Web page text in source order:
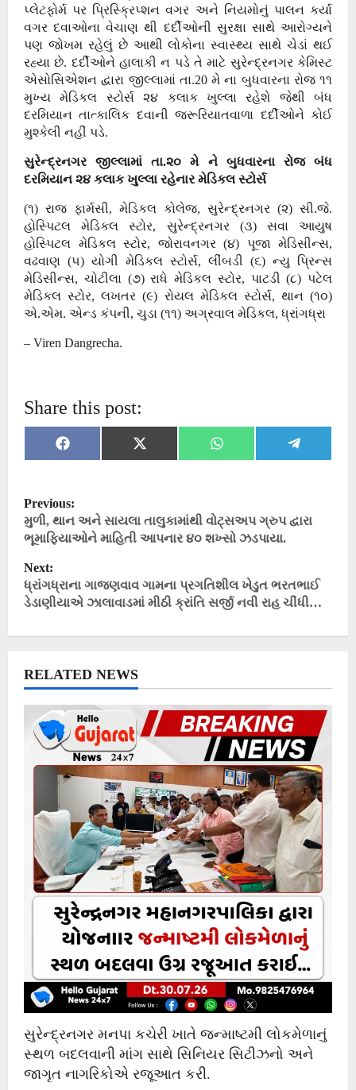
પ્લેટફોર્મ પર પ્રિસ્ક્રિપ્શન વગર અને નિયમોનું પાલન કર્યા
વગર દવાઓના વેચાણ થી દર્દીઓની સુરક્ષા સાથે આરોગ્યને
પણ જોખમ રહેલું છે આથી લોકોના સ્વાસ્થ્ય સાથે ચેડાં થઈ
રહ્યા છે. દર્દીઓને હાલાકી ન પડે તે માટે સુરેન્દ્રનગર કેમિસ્ટ
એસોસિએશન દ્વારા જીલ્લામાં તા.20 મે ના બુધવારના રોજ ૧૧
મુખ્ય મેડિકલ સ્ટોર્સ ૨૪ કલાક ખુલ્લા રહેશે જેથી બંધ
દરમિયાન તાત્કાલિક દવાની જરૂરિયાતવાળા દર્દીઓને કોઈ
મુશ્કેલી નહીં પડે.
સુરેન્દ્રનગર
જીલ્લામાં તા.૨૦ મે ને બુધવારના રોજ બંધ
દરમિયાન ૨૪ કલાક ખુલ્લા રહેનાર મેડિકલ સ્ટોર્સ
(૧) રાજ ફાર્મસી, મેડિકલ કોલેજ, સુરેન્દ્રનગર (૨) સી.જે.
હોસ્પિટલ મેડિકલ સ્ટોર, સુરેન્દ્રનગર (૩) સવા આયુષ
હોસ્પિટલ મેડિકલ સ્ટોર, જોરાવનગર (૪) પૂજા મેડિસીન્સ,
વઢવાણ (૫) યોગી મેડિકલ સ્ટોર્સ, લીંબડી (૬) ન્યુ પ્રિન્સ
મેડિસીન્સ, ચોટીલા (૭) રાધે મેડિકલ સ્ટોર, પાટડી (૮) પટેલ
મેડિકલ સ્ટોર, લખતર (૯) રોયલ મેડિકલ સ્ટોર્સ, થાન (૧૦)
એ.એમ. એન્ડ કંપની, ચુડા (૧૧) અગ્રવાલ મેડિકલ, ધ્રાંગધ્રા
– Viren Dangrecha.
Share this post:
Share
on
Facebook
Share
on
X
(Twitter)
Share
on
WhatsApp
Share
on
P
o
s
t
n
i
g
o
n
Previous:
મુળી, થાન અને સાયલા તાલુકામાંથી વોટ્સઅપ ગ્રુપ દ્વારા
ભૂમાફિયાઓને માહિતી આપનાર ૪૦ શખ્સો ઝડપાયા.
Next:
ધ્રાંગધ્રાના ગાજણવાવ ગામના પ્રગતિશીલ ખેડુત ભરતભાઈ
ડેડાણીયાએ ઝાલાવાડમાં મીઠી ક્રાંતિ સર્જી નવી રાહ ચીંધી…
RELATED NEWS
સુરેન્દ્રનગર મનપા કચેરી ખાતે જન્માષ્ટમી લોકમેળાનું
સ્થળ બદલવાની માંગ સાથે સિનિયર સિટીઝનો અને
જાગૃત નાગરિકોએ રજૂઆત કરી.